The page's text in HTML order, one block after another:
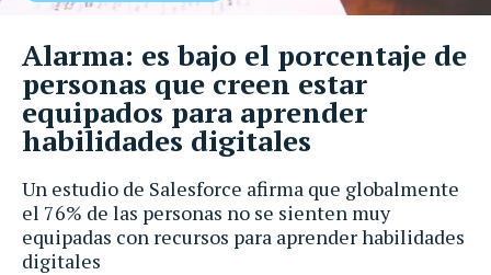
Un estudio de Salesforce afirma que globalmente
el 76% de las personas no se sienten muy
equipadas con recursos para aprender habilidades
digitales
Alarma: es bajo el porcentaje de
personas que creen estar
equipados para aprender
habilidades digitales